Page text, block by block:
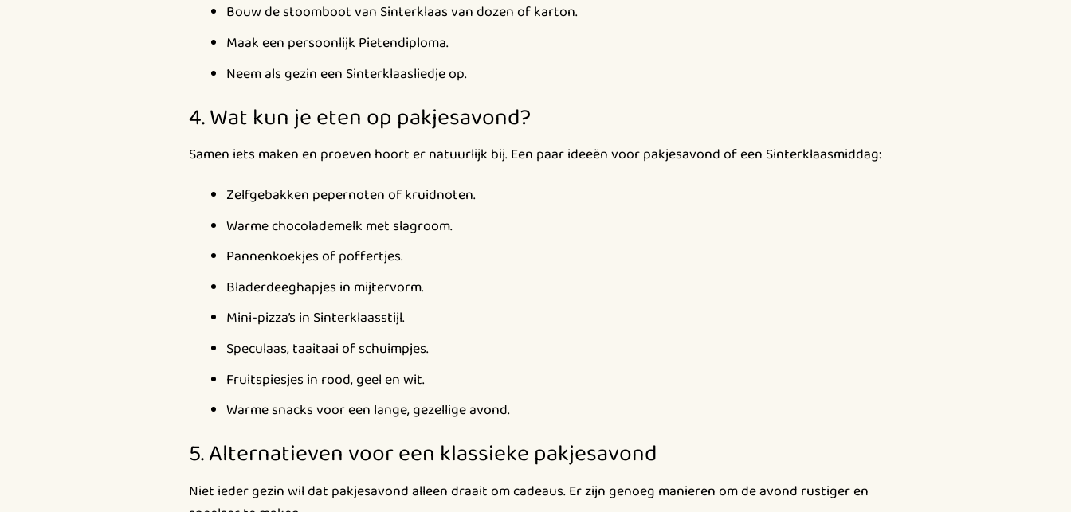
Bouw de stoomboot van Sinterklaas van dozen of karton.
Maak een persoonlijk Pietendiploma.
Neem als gezin een Sinterklaasliedje op.
4. Wat kun je eten op pakjesavond?
Samen iets maken en proeven hoort er natuurlijk bij. Een paar ideeën voor pakjesavond of een Sinterklaasmiddag:
Zelfgebakken pepernoten of kruidnoten.
Warme chocolademelk met slagroom.
Pannenkoekjes of poffertjes.
Bladerdeeghapjes in mijtervorm.
Mini-pizza’s in Sinterklaasstijl.
Speculaas, taaitaai of schuimpjes.
Fruitspiesjes in rood, geel en wit.
Warme snacks voor een lange, gezellige avond.
5. Alternatieven voor een klassieke pakjesavond
Niet ieder gezin wil dat pakjesavond alleen draait om cadeaus. Er zijn genoeg manieren om de avond rustiger en